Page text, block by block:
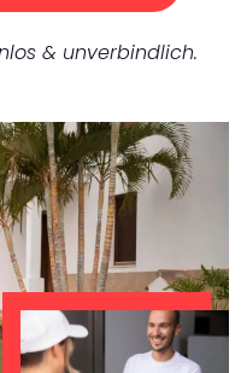
& unverbindlich.